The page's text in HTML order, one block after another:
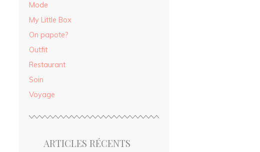
Mode
My Little Box
On papote?
Outfit
Restaurant
Soin
Voyage
ARTICLES RÉCENTS